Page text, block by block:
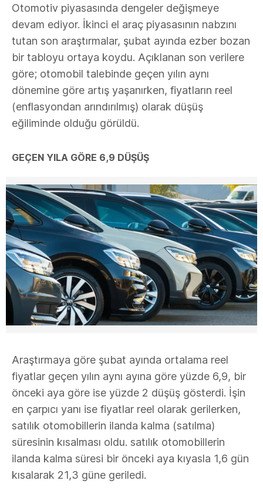
Otomotiv piyasasında dengeler değişmeye
devam ediyor. İkinci el araç piyasasının nabzını
tutan son araştırmalar, şubat ayında ezber bozan
bir tabloyu ortaya koydu. Açıklanan son verilere
göre; otomobil talebinde geçen yılın aynı
dönemine göre artış yaşanırken, fiyatların reel
(enflasyondan arındırılmış) olarak düşüş
eğiliminde olduğu görüldü.
GEÇEN YILA GÖRE 6,9 DÜŞÜŞ
Araştırmaya göre şubat ayında ortalama reel
fiyatlar geçen yılın aynı ayına göre yüzde 6,9, bir
önceki aya göre ise yüzde 2 düşüş gösterdi. İşin
en çarpıcı yanı ise fiyatlar reel olarak gerilerken,
satılık otomobillerin ilanda kalma (satılma)
süresinin kısalması oldu. satılık otomobillerin
ilanda kalma süresi bir önceki aya kıyasla 1,6 gün
kısalarak 21,3 güne geriledi.